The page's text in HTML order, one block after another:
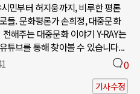
민부터 허지웅까지, 비루한 평론
들. 문화평론가 손희정, 대중문화
해주는 대중문화 이야기 Y-RAY는
튜브를 통해 찾아볼 수 있습니다...
0
기사수정